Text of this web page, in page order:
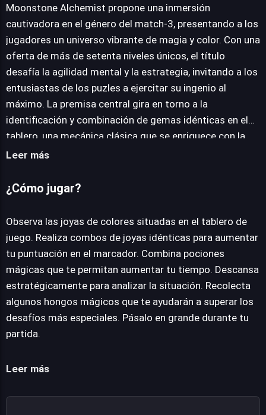
JUEGALO AHORA
Moonstone Alchemist propone una inmersión
cautivadora en el género del match-3, presentando a los
jugadores un universo vibrante de magia y color. Con una
oferta de más de setenta niveles únicos, el título
desafía la agilidad mental y la estrategia, invitando a los
entusiastas de los puzles a ejercitar su ingenio al
máximo. La premisa central gira en torno a la
identificación y combinación de gemas idénticas en el
tablero, una mecánica clásica que se enriquece con la
introducción de elementos alquímicos. Los jugadores
avanzar, pero la verdadera profundidad estratégica
esencias permiten manipular el flujo del tiempo,
conceden breves momentos de descanso para
recalibrar la estrategia, o facilitan la recolección de
hongos especiales, cruciales para superar obstáculos
particularmente intrincados. Accesible directamente
desde la web, Moonstone Alchemist elimina la
necesidad de instalaciones, facilitando una inmersión
instantánea en su propuesta lúdica. Una experiencia que
Leer más
¿Cómo jugar?
Observa las joyas de colores situadas en el tablero de
juego. Realiza combos de joyas idénticas para aumentar
tu puntuación en el marcador. Combina pociones
mágicas que te permitan aumentar tu tiempo. Descansa
estratégicamente para analizar la situación. Recolecta
algunos hongos mágicos que te ayudarán a superar los
desafíos más especiales. Pásalo en grande durante tu
partida.
Leer más